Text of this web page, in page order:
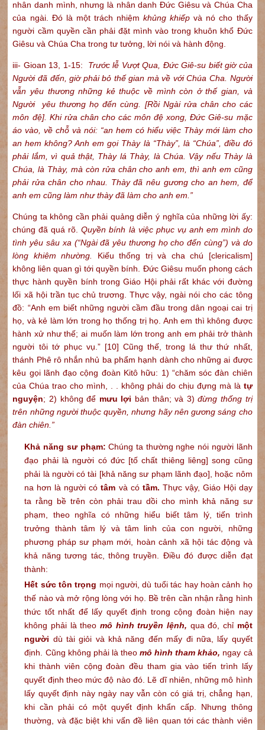
nhân danh mình, nhưng là nhân danh Đức Giêsu và Chúa Cha
của ngài. Đó là một trách nhiệmkhủng khiếp và nó cho thấy
người cầm quyền cần phải đặt mình vào trong khuôn khổ Đức
Giêsu và Chúa Cha trong tư tưởng, lời nói và hành động.
iii- Gioan 13, 1-15:
Trước lễ Vượt Qua, Đức Giê-su biết giờ của
Người đã đến, giờ phải bỏ thế gian mà về với Chúa Cha. Người
vẫn yêu thương những kẻ thuộc về mình còn ở thế gian, và
Người yêu thương họ đến cùng. [Rồi Ngài rửa chân cho các
môn đệ]. Khi rửa chân cho các môn đệ xong, Đức Giê-su mặc
áo vào, về chỗ và nói: “an hem có hiểu việc Thày mới làm cho
an hem không? Anh em gọi Thày là “Thày”, là “Chúa”, điều đó
phải lắm, vì quả thật, Thày lá Thày, là Chúa. Vậy nếu Thày là
Chúa, là Thày, mà còn rửa chân cho anh em, thì anh em cũng
phải rửa chân cho nhau. Thày đã nêu gương cho an hem, để
anh em cũng làm như thày đã làm cho anh em.”
Chúng ta không cần phải quảng diễn ý nghĩa của những lời ấy:
chúng đã quá rõ.Quyền bính là việc phục vụ anh em mình do
tình yêu sâu xa (“Ngài đã yêu thương họ cho đến cùng”) và do
lòng khiêm nhường. Kiếu thống trị và cha chú [clericalism]
không liên quan gì tới quyền bính. Đức Giêsu muốn phong cách
thực hành quyền bính trong Giáo Hội phải rất khác với đường
lối xã hội trần tục chủ trương. Thực vậy, ngài nói cho các tông
đồ: “Anh em biết những người cầm đầu trong dân ngoại cai trị
họ, và kẻ làm lớn trong họ thống trị họ. Anh em thì không được
hành xử như thế; ai muốn làm lớn trong anh em phải trở thành
người tôi tớ phục vụ.” [10] Cũng thế, trong lá thư thứ nhất,
thánh Phê rô nhắn nhủ ba phẩm hạnh dành cho những ai được
kêu gọi lãnh đạo cộng đoàn Kitô hữu: 1) “chăm sóc đàn chiên
của Chúa trao cho mình, . . không phải do chịu đựng mà là tự
nguyện; 2) không để mưu lợi bản thân; và 3)đừng thống trị
trên những người thuộc quyền, nhưng hãy nên gương sáng cho
đàn chiên.”
Khả năng sư phạm:Chúng ta thường nghe nói người lãnh
đạo phải là người có đức [tố chất thiêng liêng] song cũng
phải là người có tài [khả năng sư phạm lãnh đạo], hoặc nôm
na hơn là người cótâm và có tầm. Thực vậy, Giáo Hội dạy
ta rằng bề trên còn phải trau dồi cho mình khả năng sư
phạm, theo nghĩa có những hiểu biết tâm lý, tiến trình
trưởng thành tâm lý và tâm linh của con người, những
phương pháp sư phạm mới, hoàn cảnh xã hội tác động và
khả năng tương tác, thông truyền. Điều đó được diễn đạt
thành:
Hết sức tôn trọng mọi người, dù tuổi tác hay hoàn cảnh họ
thế nào và mở rộng lòng với họ. Bề trên cần nhận rằng hình
thức tốt nhất để lấy quyết định trong cộng đoàn hiện nay
không phải là theomô hình truyền lệnh, qua đó, chỉ một
người dù tài giỏi và khả năng đến mấy đi nữa, lấy quyết
định. Cũng không phải là theomô hình tham khảo, ngay cả
khi thành viên cộng đoàn đều tham gia vào tiến trình lấy
quyết định theo mức độ nào đó. Lẽ dĩ nhiên, những mô hình
lấy quyết định này ngày nay vẫn còn có giá trị, chẳng hạn,
khi cần phải có một quyết định khẩn cấp. Nhưng thông
thường, và đặc biệt khi vấn đề liên quan tới các thành viên